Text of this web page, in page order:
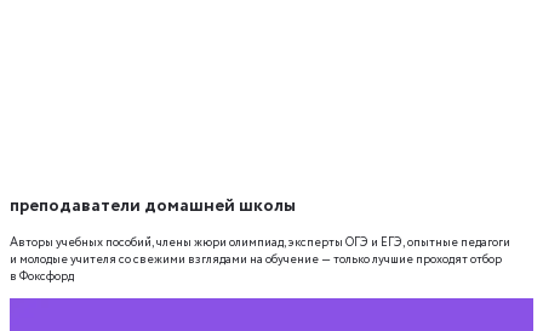
преподаватели домашней школы
Авторы учебных пособий, члены жюри олимпиад, эксперты ОГЭ и ЕГЭ, опытные педагоги
и молодые учителя со свежими взглядами на обучение — только лучшие проходят отбор
в Фоксфорд